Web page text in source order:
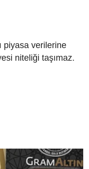
piyasa verilerine
niteliği taşımaz.